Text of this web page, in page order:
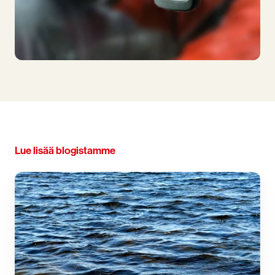
Lue lisää blogistamme
Ovatko
PFAS-
vapaat
sammuttimet
yhtä
tehokkaita?